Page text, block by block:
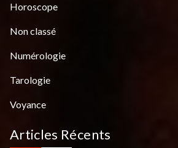
Horoscope
Non classé
Numérologie
Tarologie
Voyance
Articles Récents